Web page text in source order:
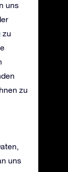
uns
zu
zu
uns